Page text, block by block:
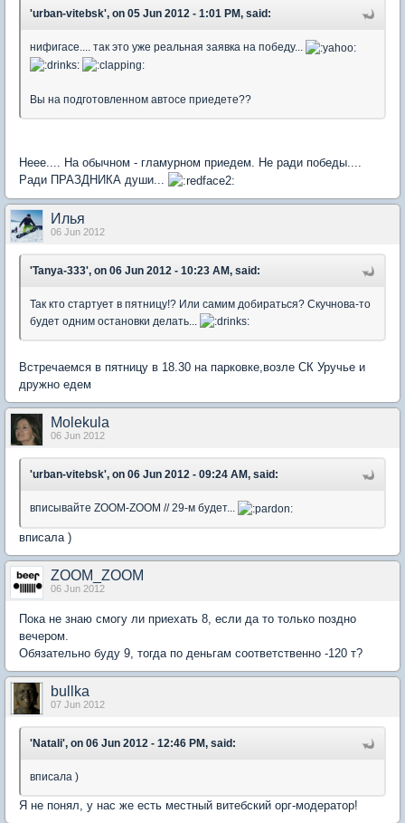
'urban-vitebsk', on 05 Jun 2012 - 1:01 PM, said:
нифигасе.... так это уже реальная заявка на победу...
Вы на подготовленном автосе приедете??
Неее.... На обычном - гламурном приедем. Не ради победы....
Ради ПРАЗДНИКА души...
Илья
06 Jun 2012
'Tanya-333', on 06 Jun 2012 - 10:23 AM, said:
Так кто стартует в пятницу!? Или самим добираться? Скучнова-то
будет одним остановки делать...
Встречаемся в пятницу в 18.30 на парковке,возле СК Уручье и
дружно едем
Molekula
06 Jun 2012
'urban-vitebsk', on 06 Jun 2012 - 09:24 AM, said:
вписывайте ZOOM-ZOOM // 29-м будет...
вписала )
ZOOM_ZOOM
06 Jun 2012
Пока не знаю смогу ли приехать 8, если да то только поздно
вечером.
Обязательно буду 9, тогда по деньгам соответственно -120 т?
bullka
07 Jun 2012
'Natali', on 06 Jun 2012 - 12:46 PM, said:
вписала )
Я не понял, у нас же есть местный витебский орг-модератор!